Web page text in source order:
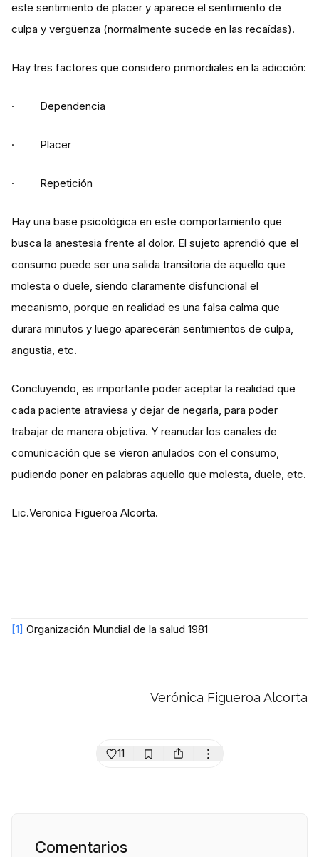
este sentimiento de placer y aparece el sentimiento de
culpa y vergüenza (normalmente sucede en las recaídas).
Hay tres factores que considero primordiales en la adicción:
· Dependencia
· Placer
· Repetición
Hay una base psicológica en este comportamiento que
busca la anestesia frente al dolor. El sujeto aprendió que el
consumo puede ser una salida transitoria de aquello que
molesta o duele, siendo claramente disfuncional el
mecanismo, porque en realidad es una falsa calma que
durara minutos y luego aparecerán sentimientos de culpa,
angustia, etc.
Concluyendo, es importante poder aceptar la realidad que
cada paciente atraviesa y dejar de negarla, para poder
trabajar de manera objetiva. Y reanudar los canales de
comunicación que se vieron anulados con el consumo,
pudiendo poner en palabras aquello que molesta, duele, etc.
Lic.Veronica Figueroa Alcorta.
[1] Organización Mundial de la salud 1981
Verónica Figueroa Alcorta
11
Comentarios